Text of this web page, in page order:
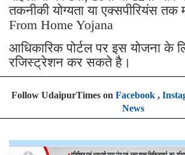
तकनीकी योग्यता या एक्सपीरियंस तक
From Home Yojana
आधिकारिक पोर्टल पर इस योजना के
रजिस्ट्रेशन कर सकते है।
Follow UdaipurTimes on Facebook,
News